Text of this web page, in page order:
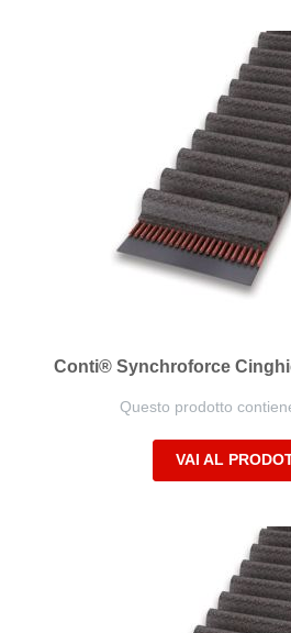
Conti® Synchroforce
Questo prodotto
VAI AL